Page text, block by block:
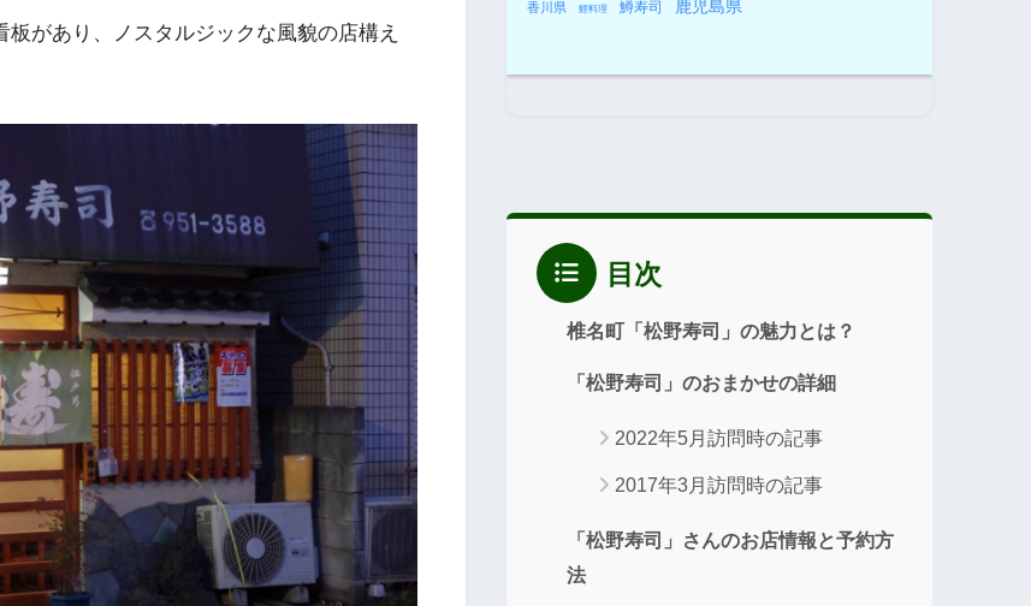
があり、ノスタルジックな風貌の店構え
香川県 鯉料理 鱒寿司 鹿児島県
目次
椎名町「松野寿司」の魅力とは？
「松野寿司」のおまかせの詳細
2022年5月訪問時の記事
2017年3月訪問時の記事
「松野寿司」さんのお店情報と予約方
法